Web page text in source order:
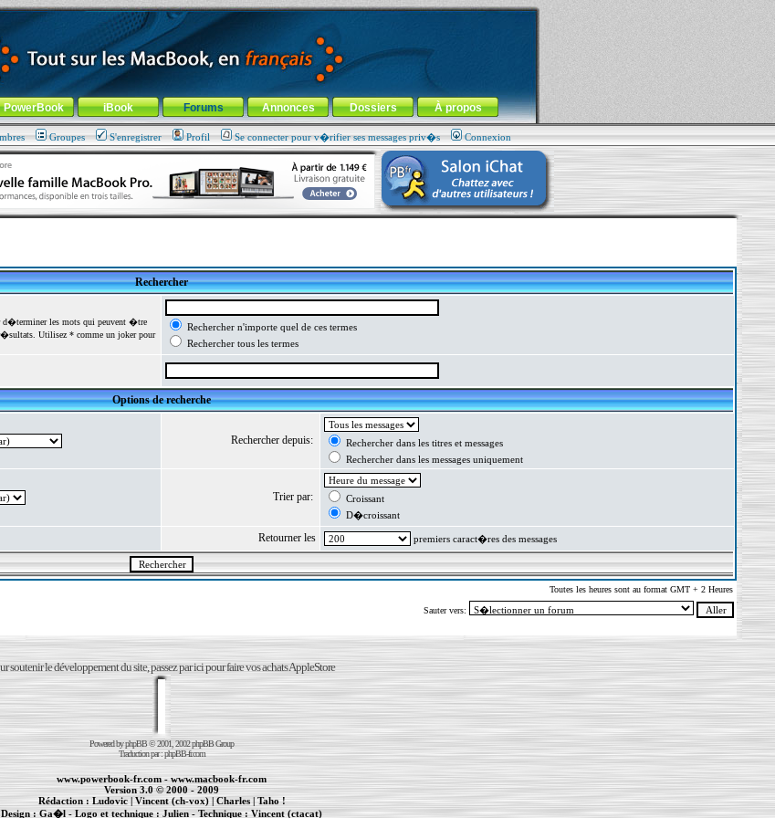
Aller au menu de la rubrique
PowerBook iBook Forums Annonces Dossiers À propos
Groupes S'enregistrer Profil Se connecter pour v�rifier ses messages priv�s Connexion
Rechercher
d�terminer les mots qui peuvent �tre
Utilisez * comme un joker pour
Rechercher n'importe quel de ces termes
Rechercher tous les termes
Options de recherche
Rechercher depuis:
Rechercher dans les titres et messages
Rechercher dans les messages uniquement
Trier par:
Croissant
D�croissant
Retourner les premiers caract�res des messages
Toutes les heures sont au format GMT + 2 Heures
Sauter vers:
soutenir le développement du site, passez par ici pour faire vos achats AppleStore
Powered byphpBB© 2001, 2002 phpBB Group
Traduction par :phpBB-fr.com
www.powerbook-fr.com-www.macbook-fr.com
Version 3.0 © 2000 - 2009
Rédaction :Ludovic| Vincent (ch-vox)|Charles| Taho !
Design : Ga�l - Logo et technique : Julien - Technique :Vincent (ctacat)